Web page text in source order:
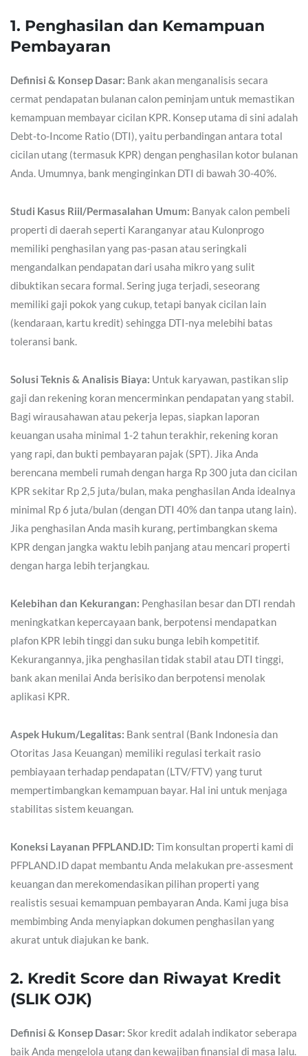
1. Penghasilan dan Kemampuan
Pembayaran
Definisi & Konsep Dasar: Bank akan menganalisis secara
cermat pendapatan bulanan calon peminjam untuk memastikan
kemampuan membayar cicilan KPR. Konsep utama di sini adalah
Debt-to-Income Ratio (DTI), yaitu perbandingan antara total
cicilan utang (termasuk KPR) dengan penghasilan kotor bulanan
Anda. Umumnya, bank menginginkan DTI di bawah 30-40%.
Studi Kasus Riil/Permasalahan Umum: Banyak calon pembeli
properti di daerah seperti Karanganyar atau Kulonprogo
memiliki penghasilan yang pas-pasan atau seringkali
mengandalkan pendapatan dari usaha mikro yang sulit
dibuktikan secara formal. Sering juga terjadi, seseorang
memiliki gaji pokok yang cukup, tetapi banyak cicilan lain
(kendaraan, kartu kredit) sehingga DTI-nya melebihi batas
toleransi bank.
Solusi Teknis & Analisis Biaya: Untuk karyawan, pastikan slip
gaji dan rekening koran mencerminkan pendapatan yang stabil.
Bagi wirausahawan atau pekerja lepas, siapkan laporan
keuangan usaha minimal 1-2 tahun terakhir, rekening koran
yang rapi, dan bukti pembayaran pajak (SPT). Jika Anda
berencana membeli rumah dengan harga Rp 300 juta dan cicilan
KPR sekitar Rp 2,5 juta/bulan, maka penghasilan Anda idealnya
minimal Rp 6 juta/bulan (dengan DTI 40% dan tanpa utang lain).
Jika penghasilan Anda masih kurang, pertimbangkan skema
KPR dengan jangka waktu lebih panjang atau mencari properti
dengan harga lebih terjangkau.
Kelebihan dan Kekurangan: Penghasilan besar dan DTI rendah
meningkatkan kepercayaan bank, berpotensi mendapatkan
plafon KPR lebih tinggi dan suku bunga lebih kompetitif.
Kekurangannya, jika penghasilan tidak stabil atau DTI tinggi,
bank akan menilai Anda berisiko dan berpotensi menolak
aplikasi KPR.
Aspek Hukum/Legalitas: Bank sentral (Bank Indonesia dan
Otoritas Jasa Keuangan) memiliki regulasi terkait rasio
pembiayaan terhadap pendapatan (LTV/FTV) yang turut
mempertimbangkan kemampuan bayar. Hal ini untuk menjaga
stabilitas sistem keuangan.
Koneksi Layanan PFPLAND.ID: Tim konsultan properti kami di
PFPLAND.ID dapat membantu Anda melakukan pre-assesment
keuangan dan merekomendasikan pilihan properti yang
realistis sesuai kemampuan pembayaran Anda. Kami juga bisa
membimbing Anda menyiapkan dokumen penghasilan yang
akurat untuk diajukan ke bank.
2. Kredit Score dan Riwayat Kredit
(SLIK OJK)
Definisi & Konsep Dasar: Skor kredit adalah indikator seberapa
baik Anda mengelola utang dan kewajiban finansial di masa lalu.